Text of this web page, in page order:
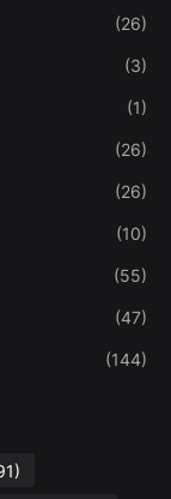
(26)
(3)
(1)
(26)
(26)
(10)
(55)
(47)
(144)